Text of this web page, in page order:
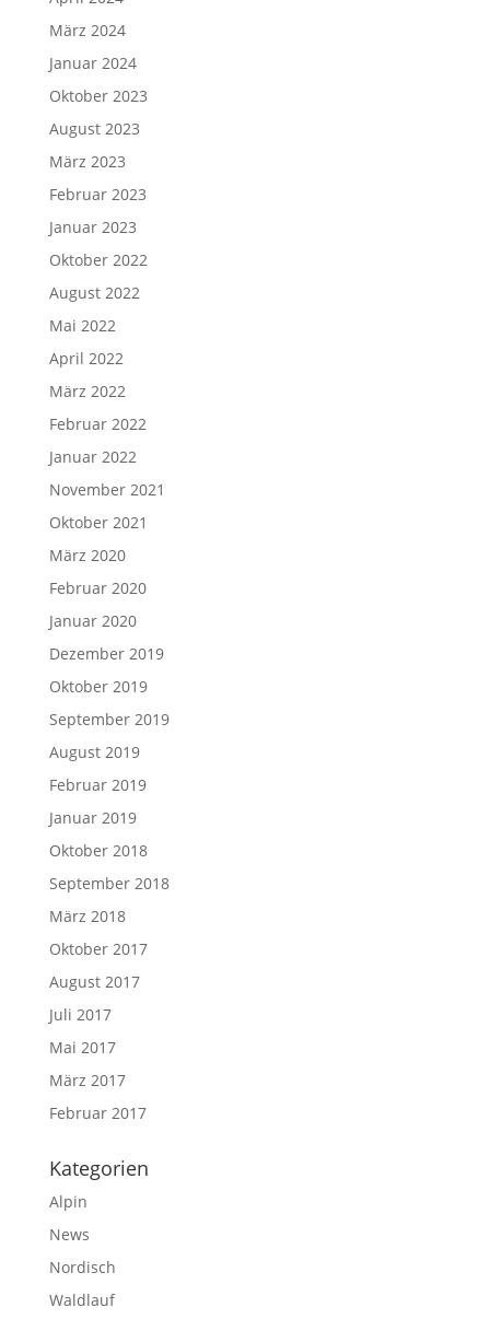
März 2024
Januar 2024
Oktober 2023
August 2023
März 2023
Februar 2023
Januar 2023
Oktober 2022
August 2022
Mai 2022
April 2022
März 2022
Februar 2022
Januar 2022
November 2021
Oktober 2021
März 2020
Februar 2020
Januar 2020
Dezember 2019
Oktober 2019
September 2019
August 2019
Februar 2019
Januar 2019
Oktober 2018
September 2018
März 2018
Oktober 2017
August 2017
Juli 2017
Mai 2017
März 2017
Februar 2017
Kategorien
Alpin
News
Nordisch
Waldlauf